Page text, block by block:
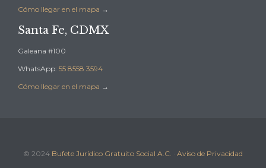
Cómo llegar en el mapa →
Santa Fe, CDMX
Galeana #100
WhatsApp: 55 8558 3594
Cómo llegar en el mapa →
© 2024 Bufete Jurídico Gratuito Social A.C. · Aviso de Privacidad